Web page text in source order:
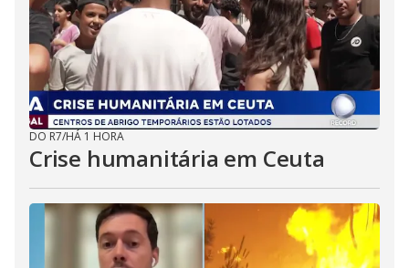
DO R7/HÁ 1 HORA
Crise humanitária em Ceuta